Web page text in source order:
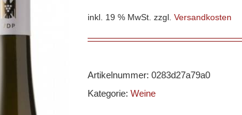
inkl. 19 % MwSt. zzgl. Versandkosten
Artikelnummer: 0283d27a79a0
Kategorie: Weine